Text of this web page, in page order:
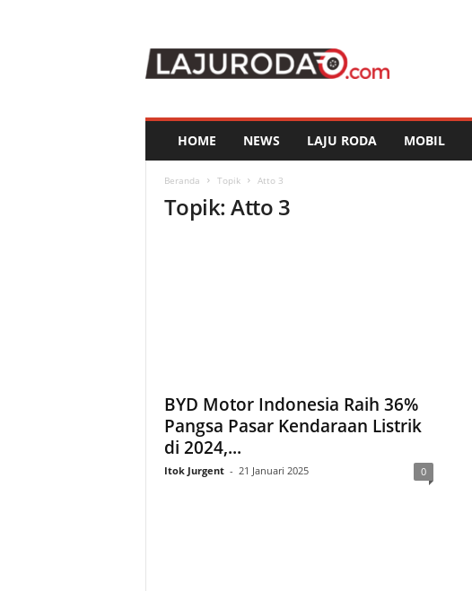
u
HOME NEWS LAJU RODA MOBIL
Beranda Topik Atto 3
Topik: Atto 3
BYD Motor Indonesia Raih 36%
Pangsa Pasar Kendaraan Listrik
di 2024,...
Itok Jurgent - 21 Januari 2025 0